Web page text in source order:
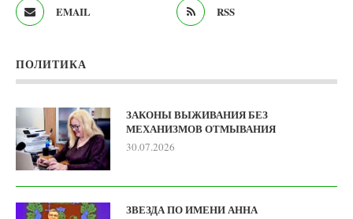
EMAIL RSS
ПОЛИТИКА
ЗАКОНЫ ВЫЖИВАНИЯ БЕЗ
МЕХАНИЗМОВ ОТМЫВАНИЯ
30.07.2026
ЗВЕЗДА ПО ИМЕНИ АННА